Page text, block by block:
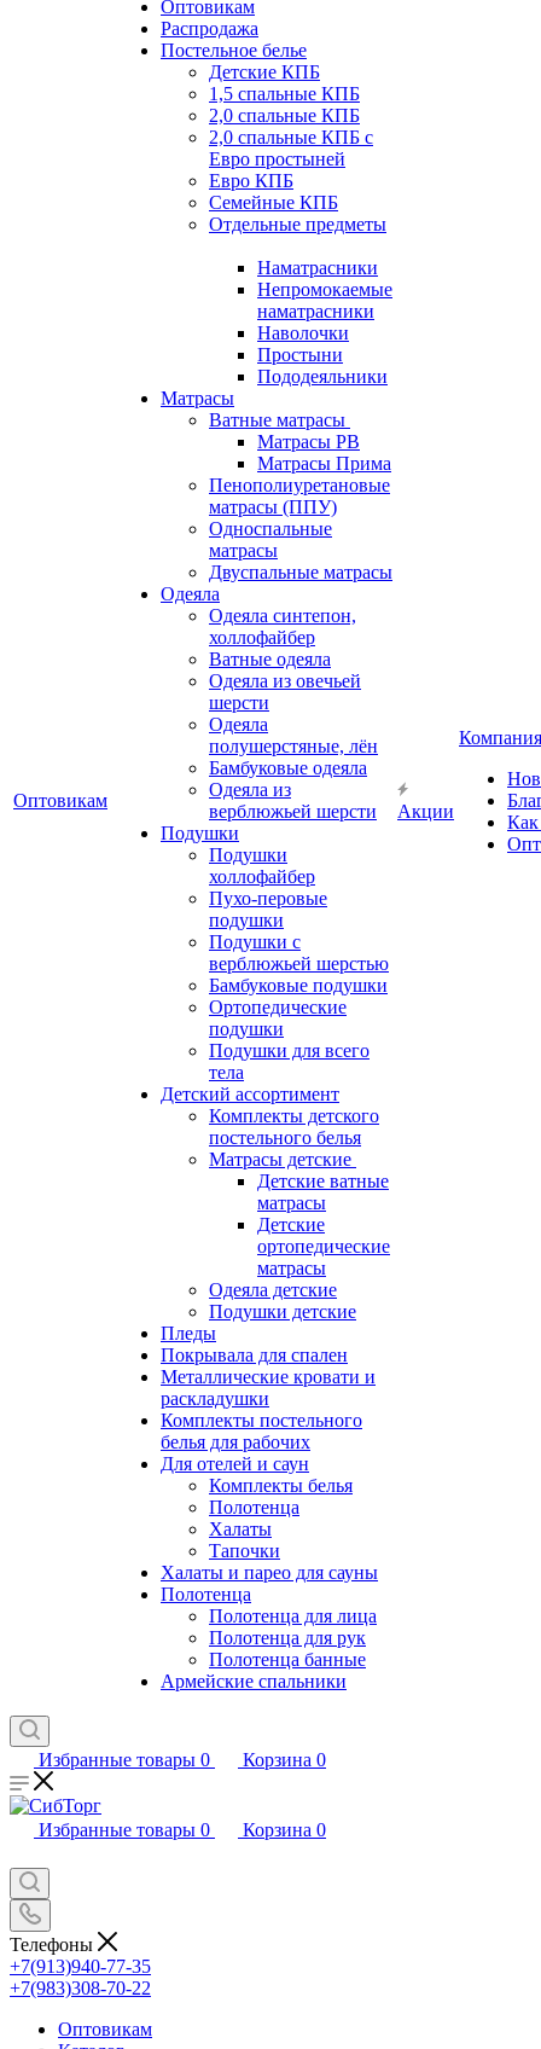
Оптовикам
Оптовикам
Распродажа
Постельное белье
Детские КПБ
1,5 спальные КПБ
2,0 спальные КПБ
2,0 спальные КПБ с
Евро простыней
Евро КПБ
Семейные КПБ
Отдельные предметы
Наматрасники
Непромокаемые
наматрасники
Наволочки
Простыни
Пододеяльники
Матрасы
Ватные матрасы
Матрасы РВ
Матрасы Прима
Пенополиуретановые
матрасы (ППУ)
Односпальные
матрасы
Двуспальные матрасы
Одеяла
Одеяла синтепон,
холлофайбер
Ватные одеяла
Одеяла из овечьей
шерсти
Одеяла
полушерстяные, лён
Бамбуковые одеяла
Одеяла из
верблюжьей шерсти
Подушки
Подушки
холлофайбер
Пухо-перовые
подушки
Подушки с
верблюжьей шерстью
Бамбуковые подушки
Ортопедические
подушки
Подушки для всего
тела
Детский ассортимент
Комплекты детского
постельного белья
Матрасы детские
Детские ватные
матрасы
Детские
ортопедические
матрасы
Одеяла детские
Подушки детские
Пледы
Покрывала для спален
Металлические кровати и
раскладушки
Комплекты постельного
белья для рабочих
Для отелей и саун
Комплекты белья
Полотенца
Халаты
Тапочки
Халаты и парео для сауны
Полотенца
Полотенца для лица
Полотенца для рук
Полотенца банные
Армейские спальники
Акции
Компания
Как
Избранные товары 0 Корзина 0
Избранные товары 0 Корзина 0
Телефоны
+7(913)940-77-35
+7(983)308-70-22
Оптовикам